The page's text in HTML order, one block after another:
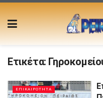
Ετικέτα:
ΕΠΙΚΑΙΡΟΤΗΤΑ